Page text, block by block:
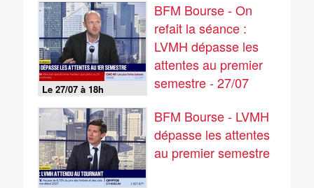
Le 27/07 à 18h
BFM Bourse - On
refait la séance :
LVMH dépasse les
attentes au premier
semestre - 27/07
BFM Bourse - LVMH
dépasse les attentes
au premier semestre